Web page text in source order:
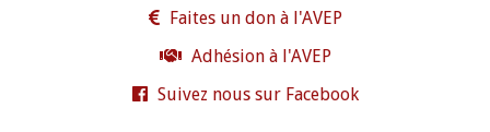
Faites un don à l'AVEP
Adhésion à l'AVEP
Suivez nous sur Facebook